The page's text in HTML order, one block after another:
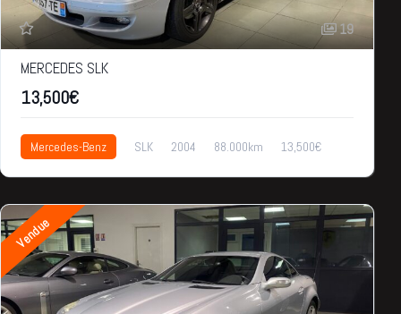
19
MERCEDES SLK
13,500€
Mercedes-Benz SLK 2004 88.000km 13,500€
Vendue